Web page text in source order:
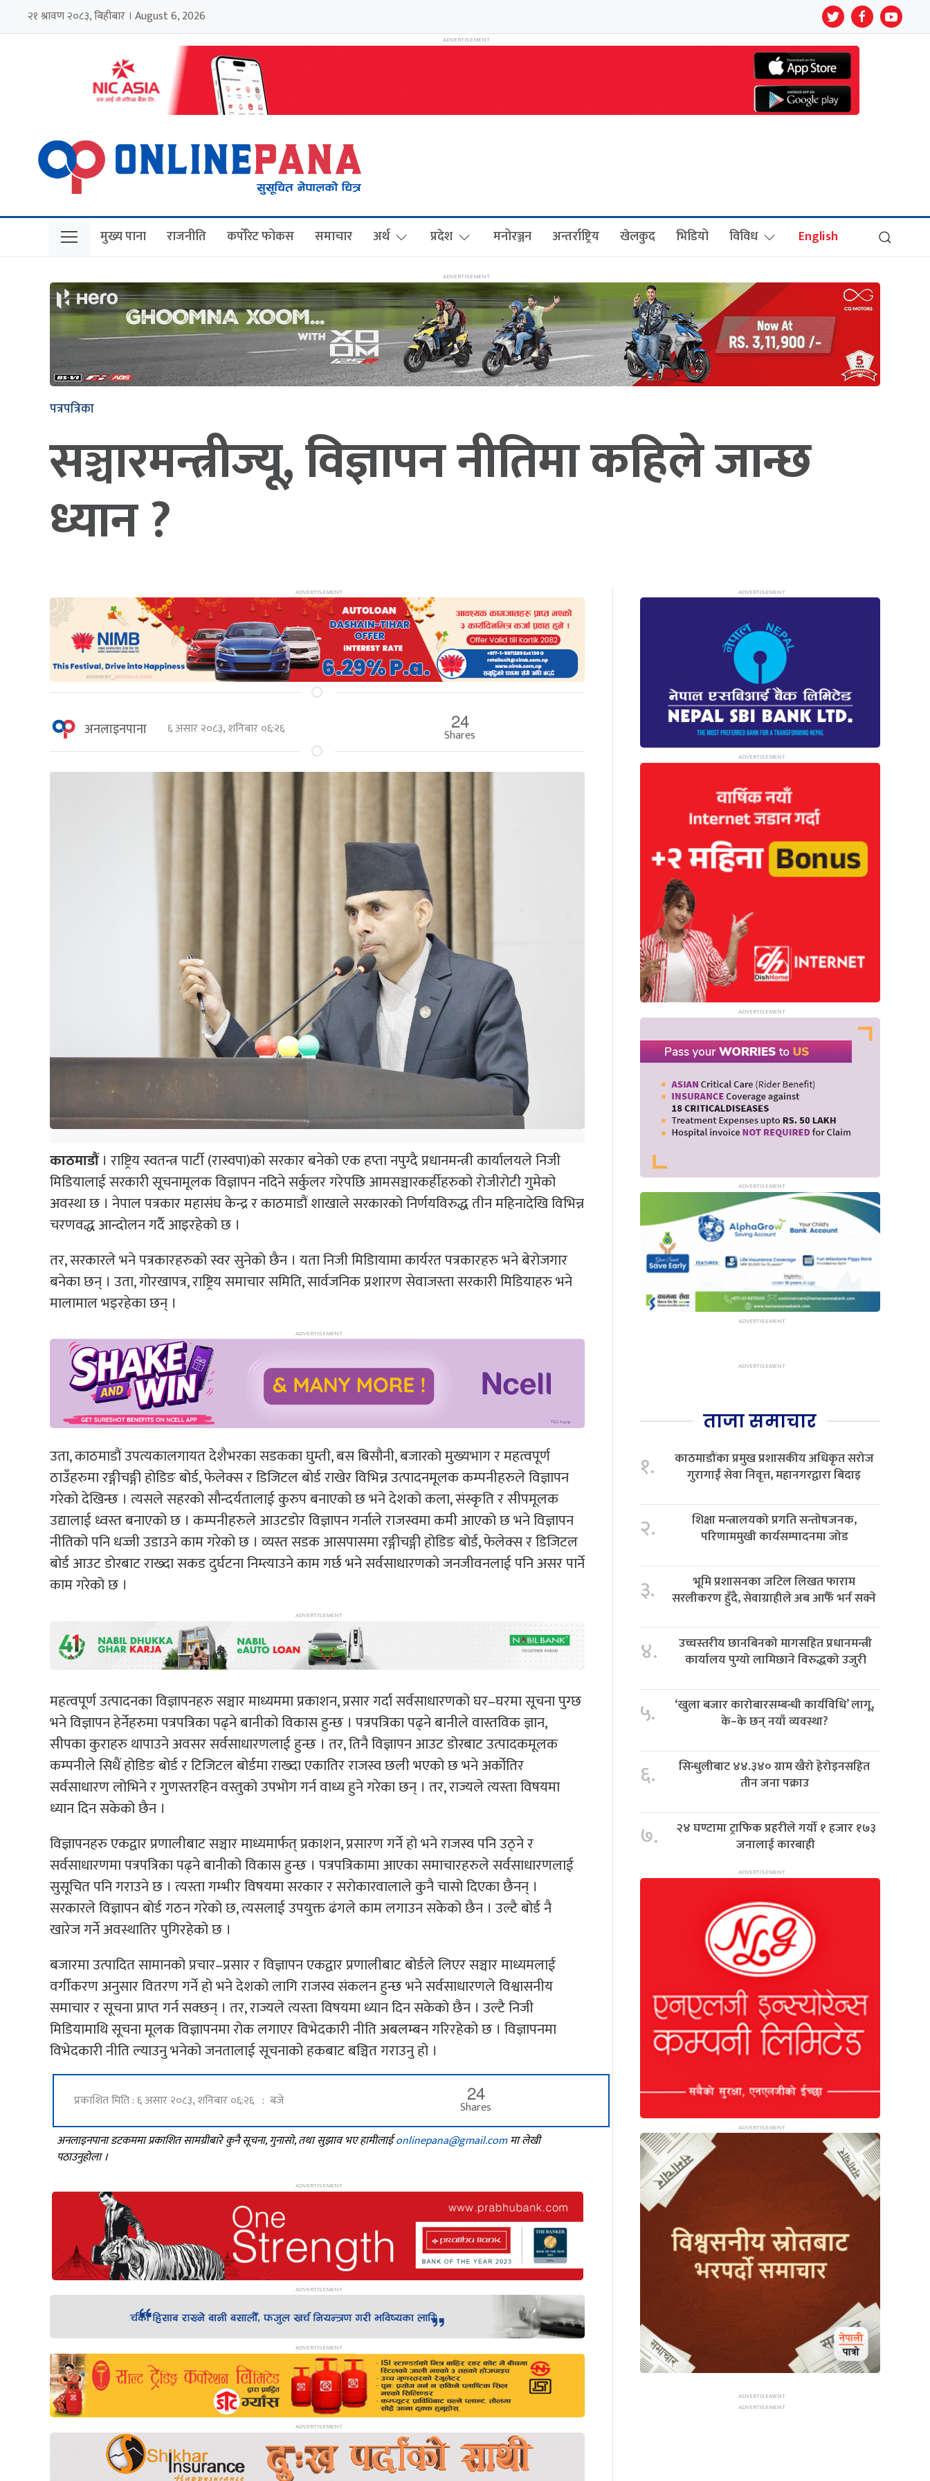
२१ श्रावण २०८३, बिहीबार । August 6, 2026
मुख्य पाना राजनीति कर्पोरेट फोकस समाचार अर्थ प्रदेश मनोरञ्जन अन्तर्राष्ट्रिय खेलकुद भिडियो विविध English
पत्रपत्रिका
सञ्चारमन्त्रीज्यू, विज्ञापन नीतिमा कहिले जान्छ
ध्यान ?
अनलाइनपाना ६ असार २०८३, शनिबार ०६:२६ 24
Shares
काठमाडौं। राष्ट्रिय स्वतन्त्र पार्टी (रास्वपा)को सरकार बनेको एक हप्ता नपुग्दै प्रधानमन्त्री कार्यालयले निजी
मिडियालाई सरकारी सूचनामूलक विज्ञापन नदिने सर्कुलर गरेपछि आमसञ्चारकर्हीहरुको रोजीरोटी गुमेको
अवस्था छ । नेपाल पत्रकार महासंघ केन्द्र र काठमाडौं शाखाले सरकारको निर्णयविरुद्ध तीन महिनादेखि विभिन्न
चरणवद्ध आन्दोलन गर्दै आइरहेको छ ।
तर, सरकारले भने पत्रकारहरुको स्वर सुनेको छैन । यता निजी मिडिायामा कार्यरत पत्रकारहरु भने बेरोजगार
बनेका छन् । उता, गोरखापत्र, राष्ट्रिय समाचार समिति, सार्वजनिक प्रशारण सेवाजस्ता सरकारी मिडियाहरु भने
मालामाल भइरहेका छन् ।
उता, काठमाडौं उपत्यकालगायत देशैभरका सडकका घुम्ती, बस बिसौनी, बजारको मुख्यभाग र महत्वपूर्ण
ठाउँहरुमा रङ्गीचङ्गी होडिङ बोर्ड, फेलेक्स र डिजिटल बोर्ड राखेर विभिन्न उत्पादनमूलक कम्पनीहरुले विज्ञापन
गरेको देखिन्छ । त्यसले सहरको सौन्दर्यतालाई कुरुप बनाएको छ भने देशको कला, संस्कृति र सीपमूलक
उद्यालाई ध्वस्त बनाएको छ । कम्पनीहरुले आउटडोर विज्ञापन गर्नाले राजस्वमा कमी आएको छ भने विज्ञापन
नीतिको पनि धज्जी उडाउने काम गरेको छ । व्यस्त सडक आसपासमा रङ्गीचङ्गी होडिङ बोर्ड, फेलेक्स र डिजिटल
बोर्ड आउट डोरबाट राख्दा सकड दुर्घटना निम्त्याउने काम गर्छ भने सर्वसाधारणको जनजीवनलाई पनि असर पार्ने
काम गरेको छ ।
महत्वपूर्ण उत्पादनका विज्ञापनहरु सञ्चार माध्यममा प्रकाशन, प्रसार गर्दा सर्वसाधारणको घर–घरमा सूचना पुग्छ
भने विज्ञापन हेर्नेहरुमा पत्रपत्रिका पढ्ने बानीको विकास हुन्छ । पत्रपत्रिका पढ्ने बानीले वास्तविक ज्ञान,
सीपका कुराहरु थापाउने अवसर सर्वसाधारणलाई हुन्छ । तर, तिनै विज्ञापन आउट डोरबाट उत्पादकमूलक
कम्पनीले सिधैं होडिङ बोर्ड र टिजिटल बोर्डमा राख्दा एकातिर राजस्व छली भएको छ भने अर्कोतिर
सर्वसाधारण लोभिने र गुणस्तरहिन वस्तुको उपभोग गर्न वाध्य हुने गरेका छन् । तर, राज्यले त्यस्ता विषयमा
ध्यान दिन सकेको छैन ।
विज्ञापनहरु एकद्वार प्रणालीबाट सञ्चार माध्यमार्फत् प्रकाशन, प्रसारण गर्ने हो भने राजस्व पनि उठ्ने र
सर्वसाधारणमा पत्रपत्रिका पढ्ने बानीको विकास हुन्छ । पत्रपत्रिकामा आएका समाचारहरुले सर्वसाधारणलाई
सुसूचित पनि गराउने छ । त्यस्ता गम्भीर विषयमा सरकार र सरोकारवालाले कुनै चासो दिएका छैनन् ।
सरकारले विज्ञापन बोर्ड गठन गरेको छ, त्यसलाई उपयुक्त ढंगले काम लगाउन सकेको छैन । उल्टै बोर्ड नै
खारेज गर्ने अवस्थातिर पुगिरहेको छ ।
बजारमा उत्पादित सामानको प्रचार–प्रसार र विज्ञापन एकद्वार प्रणालीबाट बोर्डले लिएर सञ्चार माध्यमलाई
वर्गीकरण अनुसार वितरण गर्ने हो भने देशको लागि राजस्व संकलन हुन्छ भने सर्वसाधारणले विश्वासनीय
समाचार र सूचना प्राप्त गर्न सक्छन् । तर, राज्यले त्यस्ता विषयमा ध्यान दिन सकेको छैन । उल्टै निजी
मिडियामाथि सूचना मूलक विज्ञापनमा रोक लगाएर विभेदकारी नीति अबलम्बन गरिरहेको छ । विज्ञापनमा
विभेदकारी नीति ल्याउनु भनेको जनतालाई सूचनाको हकबाट बञ्चित गराउनु हो ।
प्रकाशित मिति : ६ असार २०८३, शनिबार ०६:२६ : बजे 24
Shares
अनलाइनपाना डटकममा प्रकाशित सामग्रीबारे कुनै सूचना, गुनासो, तथा सुझाव भए हामीलाईonlinepana@gmail.comमा लेखी
पठाउनुहोला ।
ताजा समाचार
१.
काठमाडौंका प्रमुख प्रशासकीय अधिकृत सरोज
गुरागाईं सेवा निवृत्त, महानगरद्वारा बिदाइ
२.
शिक्षा मन्त्रालयको प्रगति सन्तोषजनक,
परिणाममुखी कार्यसम्पादनमा जोड
३.
भूमि प्रशासनका जटिल लिखत फाराम
सरलीकरण हुँदै, सेवाग्राहीले अब आफैँ भर्न सक्ने
४.
उच्चस्तरीय छानबिनको मागसहित प्रधानमन्त्री
कार्यालय पुग्यो लामिछाने विरुद्धको उजुरी
५.
‘खुला बजार कारोबारसम्बन्धी कार्यविधि’ लागू,
के–के छन् नयाँ व्यवस्था?
६.
सिन्धुलीबाट ४४.३४० ग्राम खैरो हेरोइनसहित
तीन जना पक्राउ
७.
२४ घण्टामा ट्राफिक प्रहरीले गर्यो १ हजार १७३
जनालाई कारबाही